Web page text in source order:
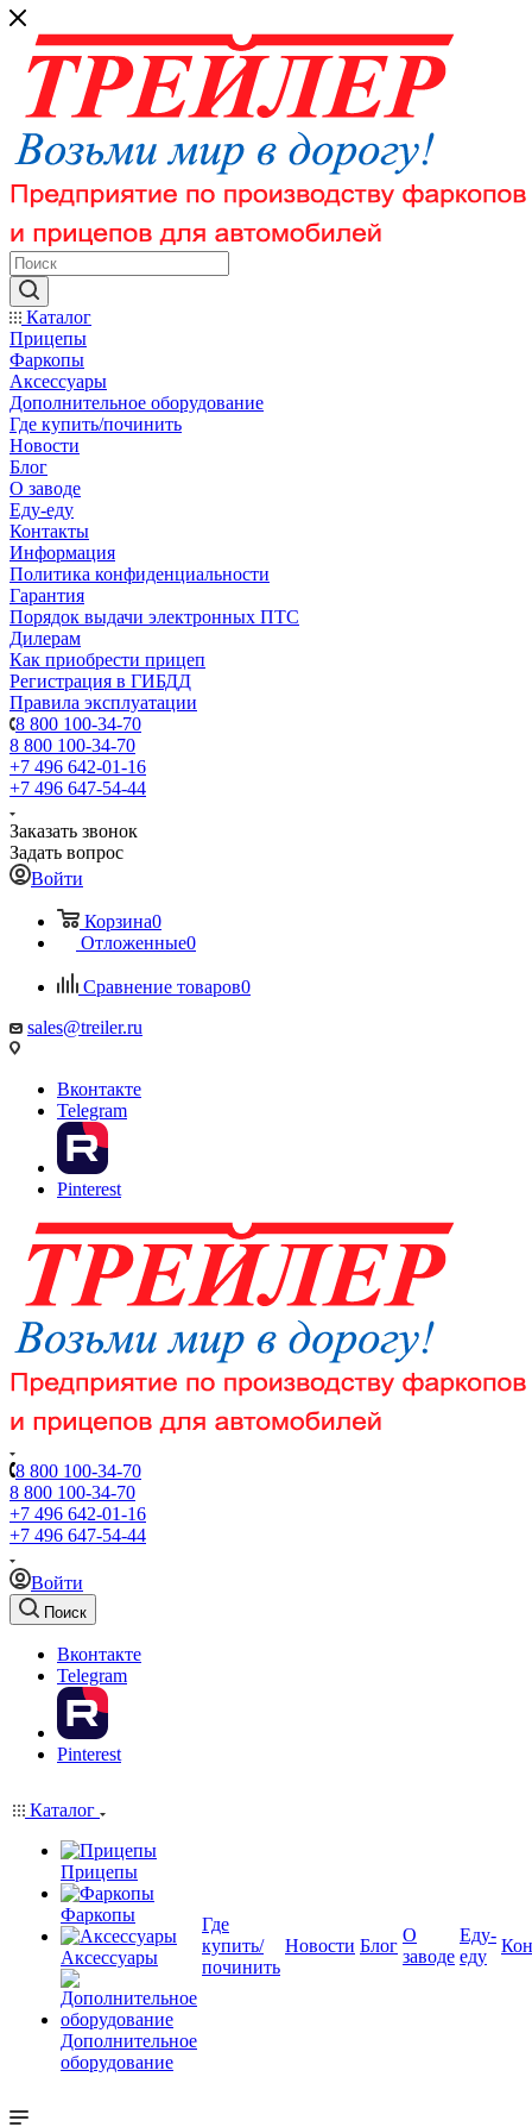
Каталог
Прицепы
Фаркопы
Аксессуары
Дополнительное оборудование
Где купить/починить
Новости
Блог
О заводе
Еду-еду
Контакты
Информация
Политика конфиденциальности
Гарантия
Порядок выдачи электронных ПТС
Дилерам
Как приобрести прицеп
Регистрация в ГИБДД
Правила эксплуатации
8 800 100-34-70
8 800 100-34-70
+7 496 642-01-16
+7 496 647-54-44
Заказать звонок
Задать вопрос
Войти
Корзина0
Отложенные0
Сравнение товаров0
sales@treiler.ru
Вконтакте
Telegram
Pinterest
8 800 100-34-70
8 800 100-34-70
+7 496 642-01-16
+7 496 647-54-44
Войти
Поиск
Вконтакте
Telegram
Pinterest
Каталог
Прицепы
Фаркопы
Аксессуары
Дополнительное
оборудование
Где
купить/
починить
Новости Блог
О
заводе
Еду-
еду